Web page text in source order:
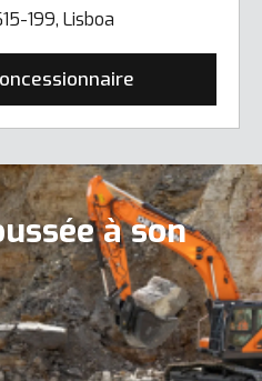
199, Lisboa
à son